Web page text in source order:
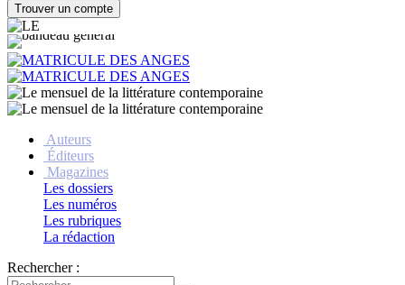
Auteurs
Éditeurs
Magazines
Les dossiers
Les numéros
Les rubriques
La rédaction
Rechercher :